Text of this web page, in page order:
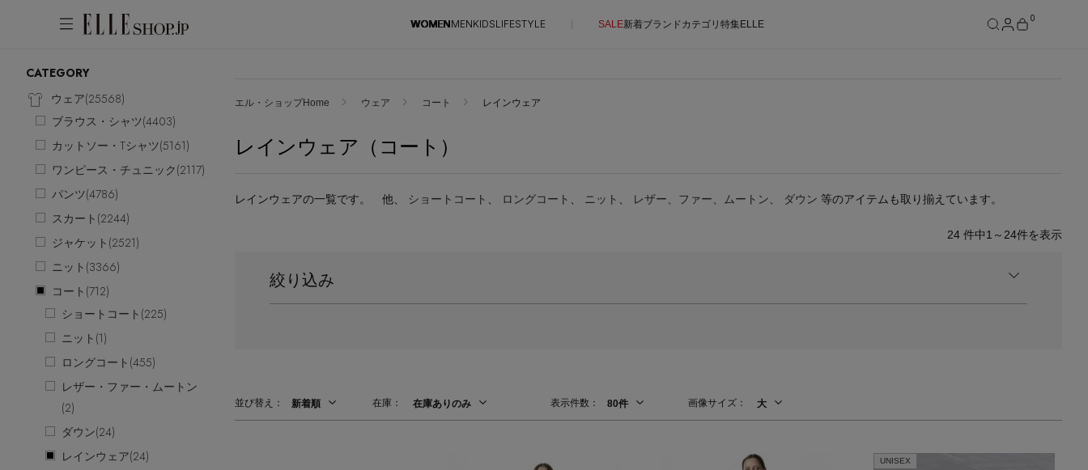
WOMENMENKIDSLIFESTYLE SALE新着ブランドカテゴリ 特集ELLE
0
WOMEN
ITEMS
新着アイテム
再入荷アイテム
ランキング
【雨の日】急な雨対策グッズ
【サンダル】ビーサンの季節！
【ワンピース】猛暑日はこれ！
【CFCL】注目のPOP-UP
【レース】上品な透け感
アイテム一覧
SALE
CATEGORY
すべてのウェア
ブラウス・シャツ
シューズ
すべてのシューズ
バッグ・財布
BRAND NEWS
PERSONAL COLOR
POP UPがスタート
アカウントをお持ちの方
メールマガジン登録
最新トレンドや限定アイテム、セール
情報をいち早くお届けします。
ご登録はこちら
お知らせ
エル・ショップHome ウェア コート レインウェア
レインウェア（コート）
レインウェアの一覧です。 他、 ショートコート ロングコート ニット レザー、ファー、ムートン ダウン 等のアイテムも取り揃えています。
24 件中1～24件を表示
絞り込み
並び替え： 新着順 在庫： 在庫ありのみ 表示件数： 80件 画像サイズ： 大
UNISEX
CATEGORY
ウェア(25568)
ブラウス・シャツ(4403)
カットソー・Tシャツ(5161)
ワンピース・チュニック(2117)
パンツ(4786)
スカート(2244)
ジャケット(2521)
ニット(3366)
コート(712)
ショートコート(225)
ニット(1)
ロングコート(455)
レザー・ファー・ムートン
(2)
ダウン(24)
レインウェア(24)